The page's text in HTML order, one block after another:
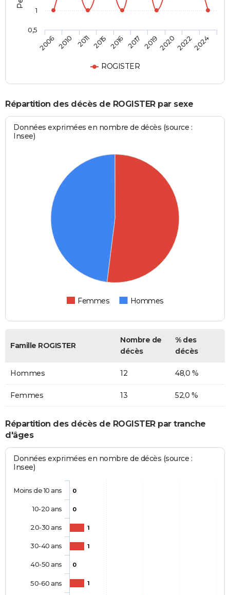
ROGISTER
2006 2010 2011 2015 2016 2017 2019202020222024
0,5
1
Répartition des décès de ROGISTER par sexe
Données exprimées en nombre de décès (source :
Insee)
Femmes Hommes
Famille ROGISTER
Nombre de
décès
% des
décès
Hommes 12 48,0 %
Femmes 13 52,0 %
Répartition des décès de ROGISTER par tranche
d'âges
Données exprimées en nombre de décès (source :
Insee)
0
0
1
1
0
1
Moins de 10 ans
10-20 ans
20-30 ans
30-40 ans
40-50 ans
50-60 ans